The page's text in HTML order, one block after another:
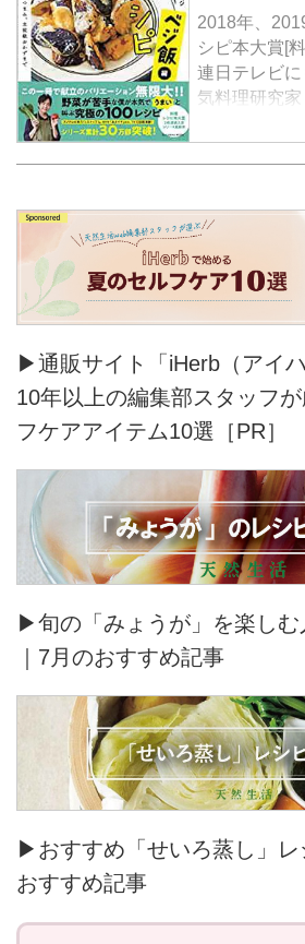
2018年、
シピ本大賞[
連日テレビ
気料理研究
今回は「野
がほしかった
に仕上がり
▶通販サイト「iHerb（アイ
10年以上の編集部スタッフ
フケアアイテム10選［PR］
▶旬の「みょうが」を楽しむ
｜7月のおすすめ記事
▶おすすめ「せいろ蒸し」レ
おすすめ記事